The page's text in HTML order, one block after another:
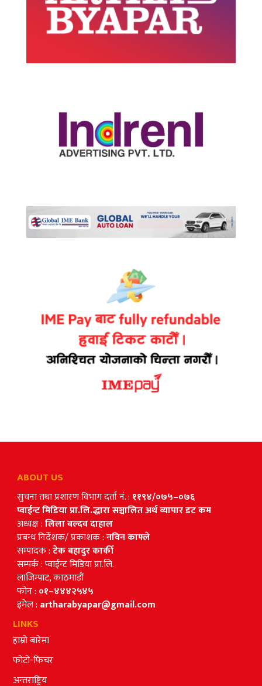
ABOUT US
सुचना तथा प्रशारण विभाग दर्ता नं. : ११९४/०७५–०७६
प्वाईन्ट मिडिया प्रा.लि.द्धारा सञ्चालित अर्थ व्यापार डट कम
अध्यक्ष :लिला बल्दव दाहाल
प्रबन्ध निर्देशक/ प्रकाशक :नविन काफ्ले
सम्पादक :टेक बहादुर कार्की
सम्पर्क : प्वाईन्ट मिडिया प्रा.लि.
लाजिम्पाट, काठमाडौं
फोन : ०१–४४४२५४५
इमेल : artharabyapar@gmail.com
LINKS
हाम्रो बारेमा
फोटो-फिचर
अन्तराष्ट्रिय